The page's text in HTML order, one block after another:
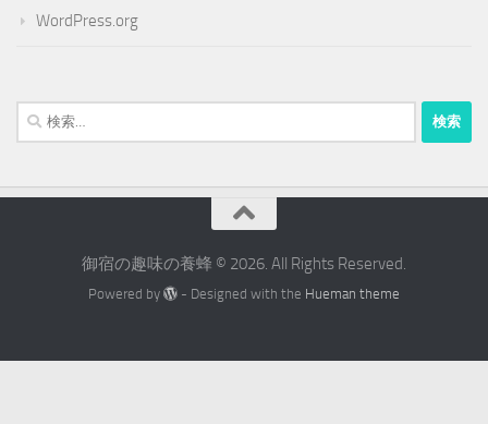
WordPress.org
検
索:
御宿の趣味の養蜂 © 2026. All Rights Reserved.
Powered by - Designed with the Hueman theme